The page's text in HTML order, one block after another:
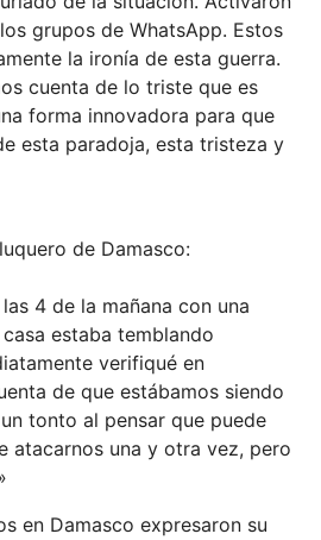
grupos de WhatsApp. Estos
la ironía de esta guerra.
cuenta de lo triste que es
forma innovadora para que
esta paradoja, esta tristeza y
de Damasco:
4 de la mañana con una
estaba temblando
verifiqué en
de que estábamos siendo
tonto al pensar que puede
atacarnos una y otra vez, pero
en Damasco expresaron su